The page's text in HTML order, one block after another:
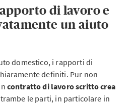
di lavoro e
un aiuto
domestico, i rapporti di
definiti. Pur non
contratto di lavoro scritto crea
le parti, in particolare in